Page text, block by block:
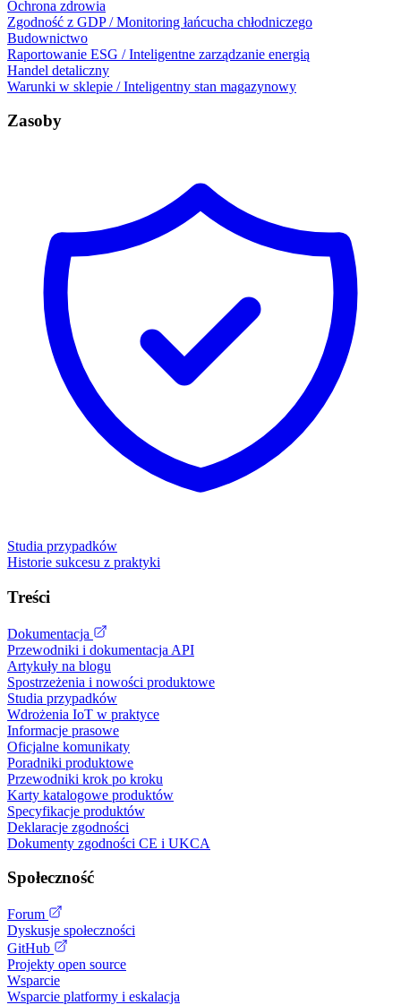
Ochrona zdrowia
Zgodność z GDP / Monitoring łańcucha chłodniczego
Budownictwo
Raportowanie ESG / Inteligentne zarządzanie energią
Handel detaliczny
Warunki w sklepie / Inteligentny stan magazynowy
Zasoby
Studia przypadków
Historie sukcesu z praktyki
Treści
Dokumentacja
Przewodniki i dokumentacja API
Artykuły na blogu
Spostrzeżenia i nowości produktowe
Studia przypadków
Wdrożenia IoT w praktyce
Informacje prasowe
Oficjalne komunikaty
Poradniki produktowe
Przewodniki krok po kroku
Karty katalogowe produktów
Specyfikacje produktów
Deklaracje zgodności
Dokumenty zgodności CE i UKCA
Społeczność
Forum
Dyskusje społeczności
GitHub
Projekty open source
Wsparcie
Wsparcie platformy i eskalacja